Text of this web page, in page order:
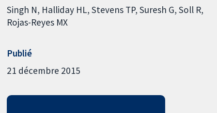
Singh N Halliday HL Stevens TP Suresh G Soll R
Rojas-Reyes MX
Publié
21 décembre 2015